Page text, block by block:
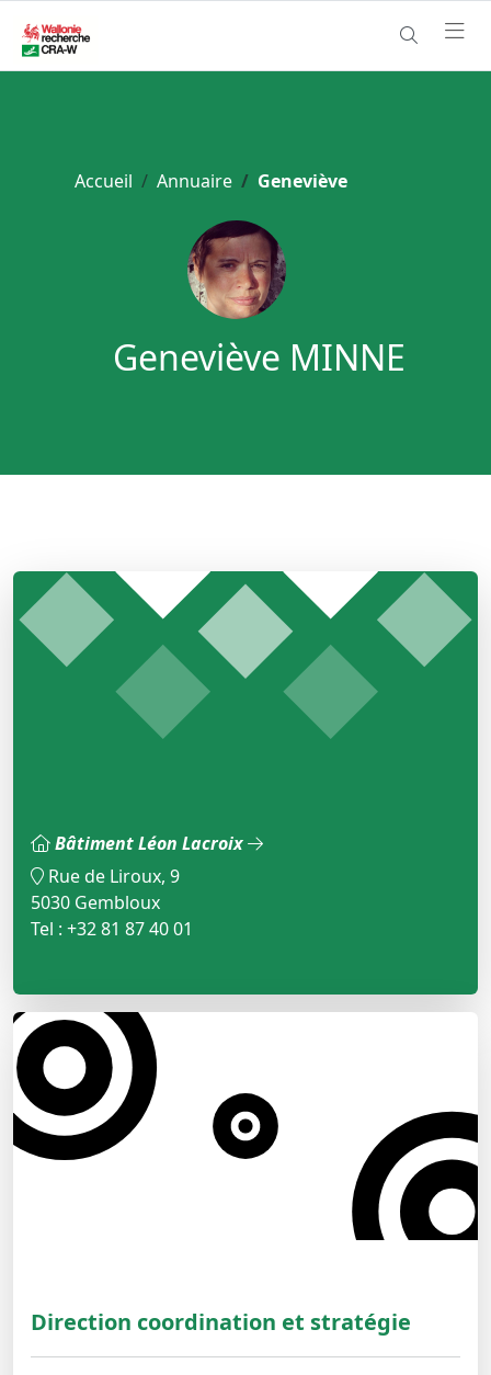
Accueil Annuaire Geneviève
Geneviève MINNE
Bâtiment Léon Lacroix
Rue de Liroux, 9
5030 Gembloux
Tel : +32 81 87 40 01
Direction coordination et stratégie